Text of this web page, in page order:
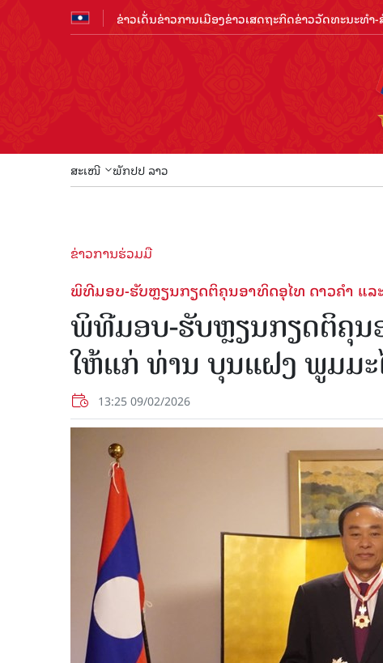
ຂ່າວເດັ່ນຂ່າວການເມືອງຂ່າວເສດຖະກິດຂ່າວວັດທະນະທຳ-
ສະເໜີ ພັກປປ ລາວ
ຂ່າວການຮ່ວມມື
ພິທີມອບ-ຮັບຫຼຽນກຽດຕິຄຸນອາທິດອຸໄທ ດາວຄຳ ແລ
ພິທີມອບ-ຮັບຫຼຽນກຽດຕິຄຸນອ
ໃຫ້ແກ່ ທ່ານ ບຸນແຝງ ພູມມະ
13:25 09/02/2026